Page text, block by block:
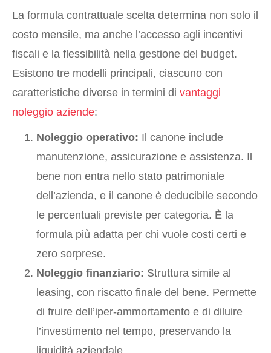
La formula contrattuale scelta determina non solo il
costo mensile, ma anche l’accesso agli incentivi
fiscali e la flessibilità nella gestione del budget.
Esistono tre modelli principali, ciascuno con
caratteristiche diverse in termini di vantaggi
noleggio aziende:
Noleggio operativo: Il canone include
manutenzione, assicurazione e assistenza. Il
bene non entra nello stato patrimoniale
dell’azienda, e il canone è deducibile secondo
le percentuali previste per categoria. È la
formula più adatta per chi vuole costi certi e
zero sorprese.
Noleggio finanziario: Struttura simile al
leasing, con riscatto finale del bene. Permette
di fruire dell’iper-ammortamento e di diluire
l’investimento nel tempo, preservando la